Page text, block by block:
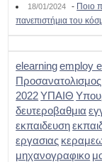
18/01/2024 - Ποιο
πανεπιστήμια του
elearningemploy
Προσανατολισμος
2022ΥΠΑΙΘ
δευτεροβαθμια
εκπαιδευση
εργασιας
μηχανογραφικο